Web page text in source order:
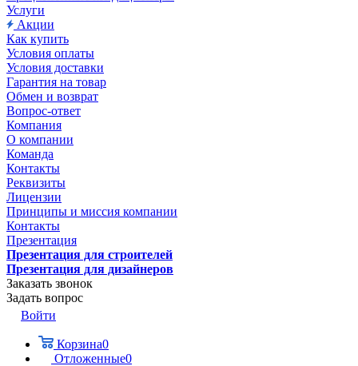
Услуги
Акции
Как купить
Условия оплаты
Условия доставки
Гарантия на товар
Обмен и возврат
Вопрос-ответ
Компания
О компании
Команда
Контакты
Реквизиты
Лицензии
Принципы и миссия компании
Контакты
Презентация
Презентация для строителей
Презентация для дизайнеров
Заказать звонок
Задать вопрос
Войти
Корзина0
Отложенные0